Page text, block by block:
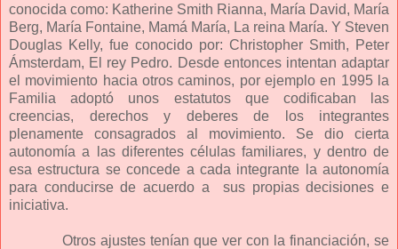
conocida como: Katherine Smith Rianna, María David, María
Berg, María Fontaine, Mamá María, La reina María. Y Steven
Douglas Kelly, fue conocido por: Christopher Smith, Peter
Ámsterdam, El rey Pedro. Desde entonces intentan adaptar
el movimiento hacia otros caminos, por ejemplo en 1995 la
Familia adoptó unos estatutos que codificaban las
creencias, derechos y deberes de los integrantes
plenamente consagrados al movimiento. Se dio cierta
autonomía a las diferentes células familiares, y dentro de
esa estructura se concede a cada integrante la autonomía
para conducirse de acuerdo a sus propias decisiones e
iniciativa.
Otros ajustes tenían que ver con la financiación, se